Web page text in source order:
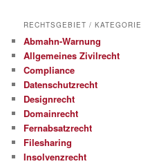
RECHTSGEBIET / KATEGORIE
Abmahn-Warnung
Allgemeines Zivilrecht
Compliance
Datenschutzrecht
Designrecht
Domainrecht
Fernabsatzrecht
Filesharing
Insolvenzrecht